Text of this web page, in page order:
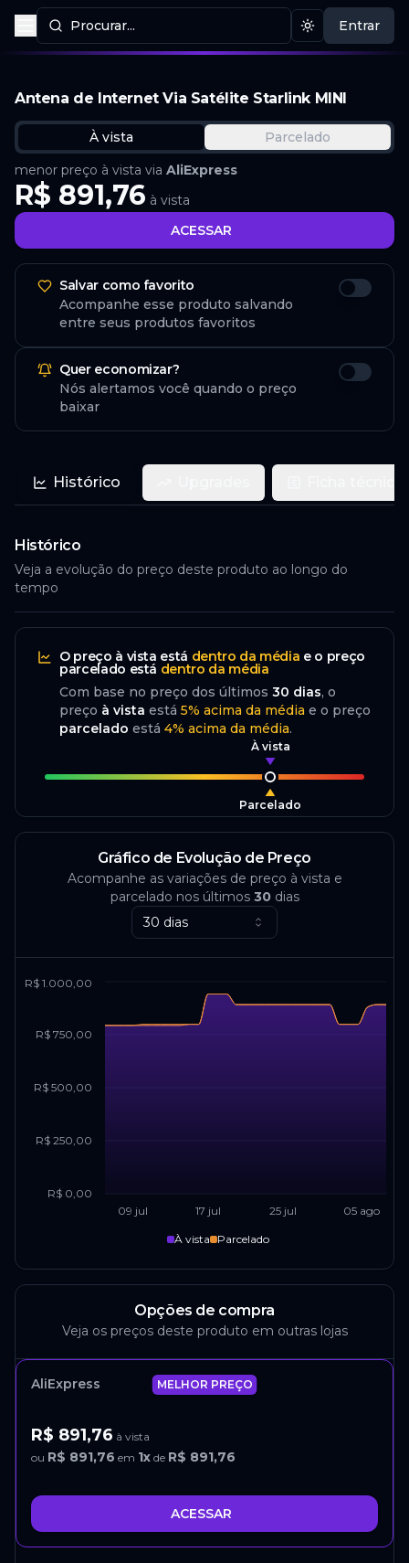
Procurar...
Procurar produtos Mudar tema
Entrar
Antena de Internet Via Satélite Starlink MINI
À vista
Parcelado
menor preço à vista via AliExpress
R$ 891,76 à vista
ACESSAR
Salvar como favorito
Acompanhe esse produto salvando
entre seus produtos favoritos
Quer economizar?
Nós alertamos você quando o preço
baixar
Histórico
Histórico
Veja a evolução do preço deste produto ao longo do
tempo
O preço à vista está dentro da média e o preço
parcelado está dentro da média
Com base no preço dos últimos 30 dias, o
preço à vista está 5% acima da média e o preço
parcelado está 4% acima da média.
À vista
Parcelado
Gráfico de Evolução de Preço
Acompanhe as variações de preço à vista e
parcelado nos últimos 30dias
30 dias
09 jul 17 jul 25 jul 05 ago
R$ 0,00
R$ 250,00
R$ 500,00
R$ 750,00
R$ 1.000,00
À vista Parcelado
Opções de compra
Veja os preços deste produto em outras lojas
AliExpress MELHOR PREÇO
R$ 891,76 à vista
ou R$ 891,76 em 1x de R$ 891,76
ACESSAR